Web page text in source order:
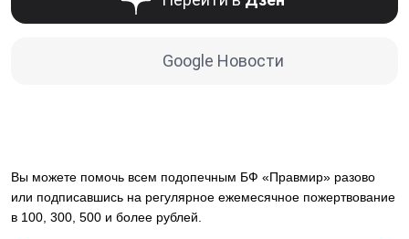
Google Новости
Вы можете помочь всем подопечным БФ «Правмир» разово
или подписавшись на регулярное ежемесячное пожертвование
в 100, 300, 500 и более рублей.